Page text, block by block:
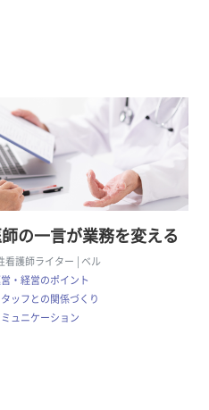
師の一言が業務を変える
看護師ライター
| ベル
・経営のポイント
ッフとの関係づくり
ュニケーション